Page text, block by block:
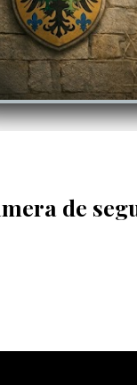
de